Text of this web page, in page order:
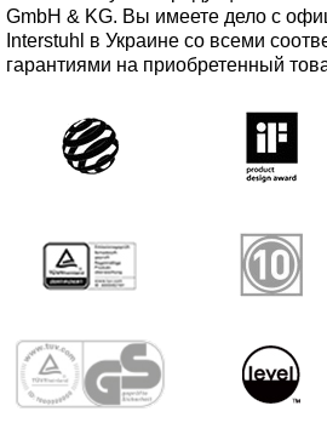
GmbH & KG. Вы имеете дело с
Interstuhl в Украине со всеми
гарантиями на приобретенный